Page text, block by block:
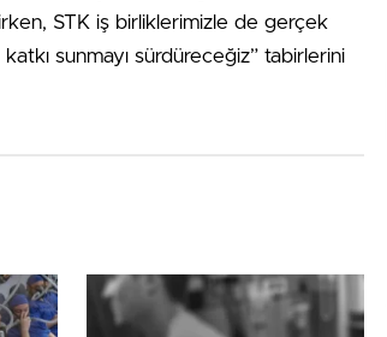
STK iş birliklerimizle de gerçek
katkı sunmayı sürdüreceğiz” tabirlerini